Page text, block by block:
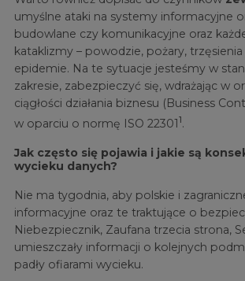
umyślne ataki na systemy informacyjne
budowlane czy komunikacyjne oraz
kataklizmy – powodzie, pożary,
epidemie. Na te sytuacje jesteśmy w
zakresie, zabezpieczyć się, wdrażając w
ciągłości działania biznesu (Business
w oparciu o normę ISO 223011 .
Jak często się pojawia i jakie są
wycieku danych?
Nie ma tygodnia, aby polskie i
informacyjne oraz te traktujące o
Niebezpiecznik, Zaufana trzecia strona,
umieszczały informacji o kolejnych
padły ofiarami wycieku.